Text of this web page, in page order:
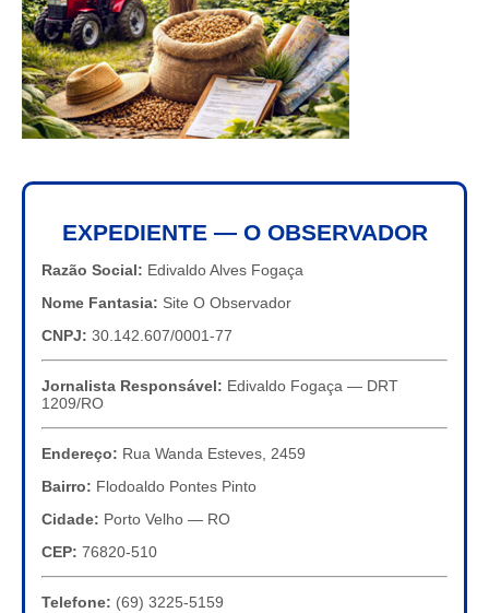
EXPEDIENTE — O OBSERVADOR
Razão Social: Edivaldo Alves Fogaça
Nome Fantasia: Site O Observador
CNPJ: 30.142.607/0001-77
Jornalista Responsável: Edivaldo Fogaça — DRT
1209/RO
Endereço: Rua Wanda Esteves, 2459
Bairro: Flodoaldo Pontes Pinto
Cidade: Porto Velho — RO
CEP: 76820-510
Telefone: (69) 3225-5159